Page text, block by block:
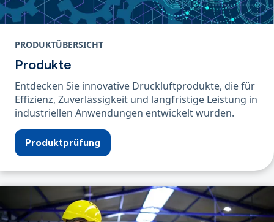
PRODUKTÜBERSICHT
Produkte
Entdecken Sie innovative Druckluftprodukte, die für
Effizienz, Zuverlässigkeit und langfristige Leistung in
industriellen Anwendungen entwickelt wurden.
Produktprüfung